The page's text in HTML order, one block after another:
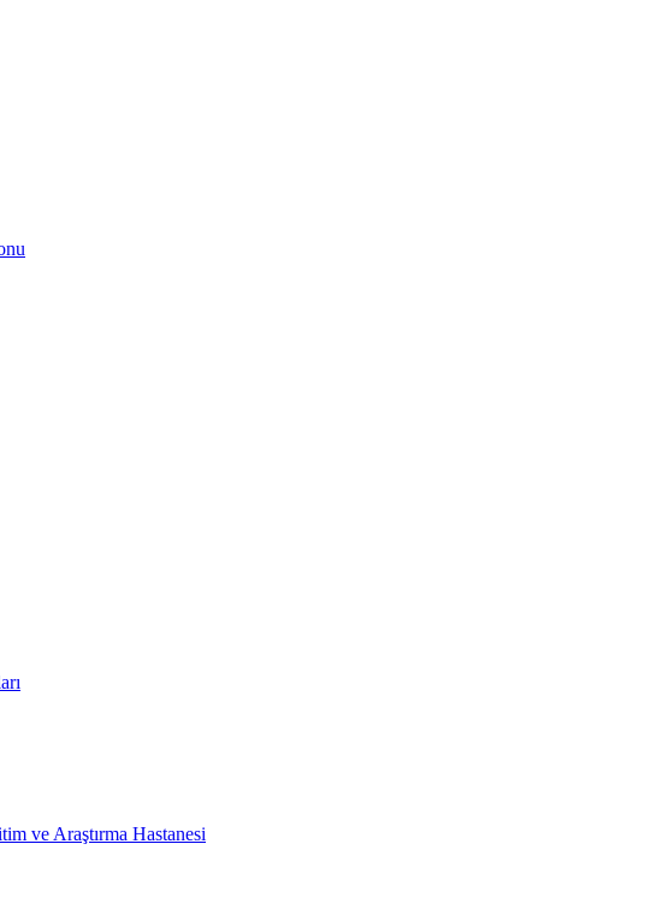
ve Araştırma Hastanesi